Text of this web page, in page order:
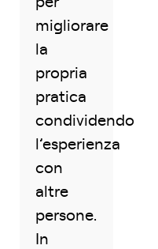
migliorare
la
propria
pratica
condividendo
l’esperienza
con
altre
persone.
In